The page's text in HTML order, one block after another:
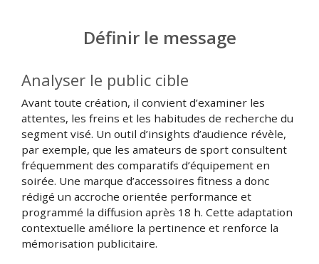
Définir le message
Analyser le public cible
Avant toute création, il convient d’examiner les
attentes, les freins et les habitudes de recherche du
segment visé. Un outil d’insights d’audience révèle,
par exemple, que les amateurs de sport consultent
fréquemment des comparatifs d’équipement en
soirée. Une marque d’accessoires fitness a donc
rédigé un accroche orientée performance et
programmé la diffusion après 18 h. Cette adaptation
contextuelle améliore la pertinence et renforce la
mémorisation publicitaire.